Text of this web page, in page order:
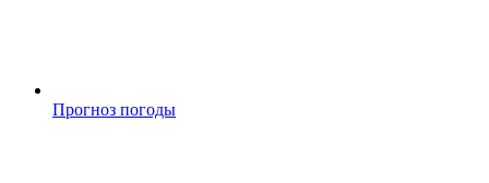
Прогноз погоды